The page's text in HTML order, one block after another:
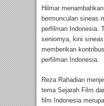
Hilmar
bermunculan sineas
perfilman Indonesia.
seniornya, kini
memberikan
perfilman Indonesia.
Reza Rahadian
tema Sejarah Film
film Indonesia